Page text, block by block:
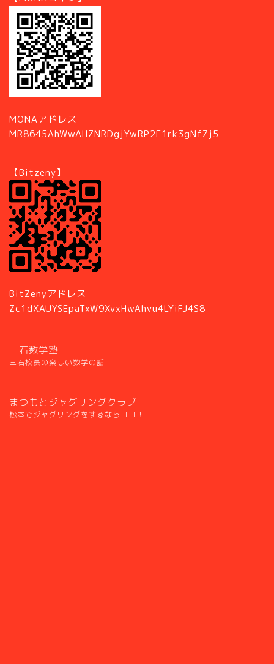
MONAアドレス
MR8645AhWwAHZNRDgjYwRP2E1rk3gNfZj5
【Bitzeny】
BitZenyアドレス
Zc1dXAUYSEpaTxW9XvxHwAhvu4LYiFJ4S8
三石数学塾
三石校長の楽しい数学の話
まつもとジャグリングクラブ
松本でジャグリングをするならココ！